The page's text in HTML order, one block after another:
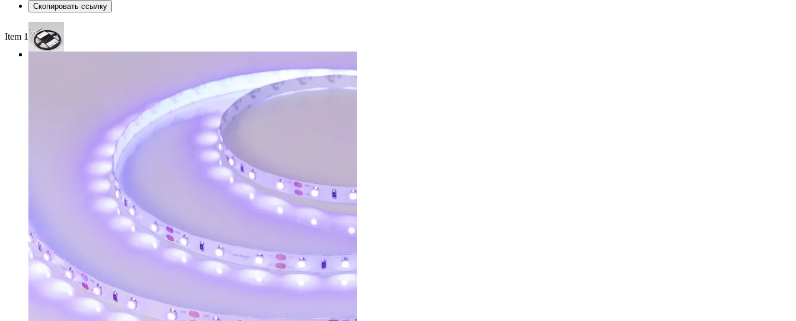
Скопировать ссылку
Item 1 of 3